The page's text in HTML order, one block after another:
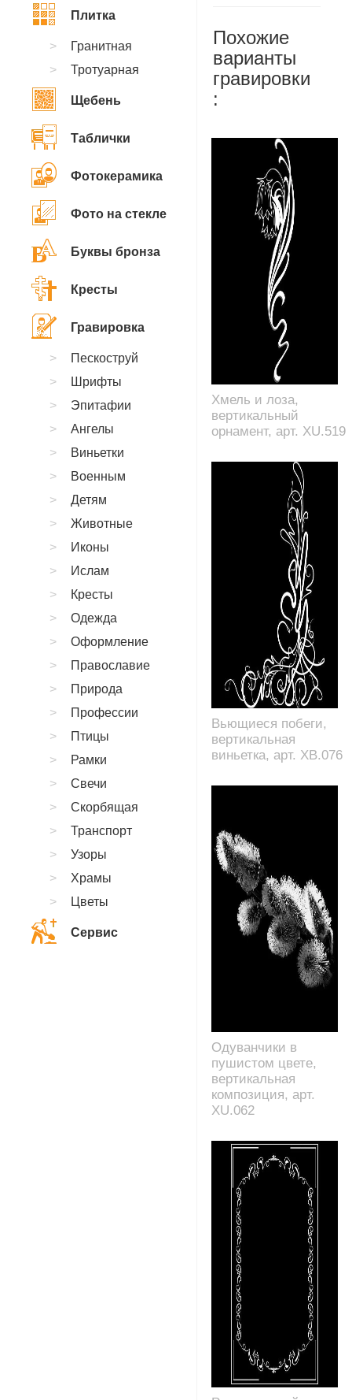
Похожие
варианты
гравировки
:
Хмель и лоза,
вертикальный
орнамент, арт. XU.519
Вьющиеся побеги,
вертикальная
виньетка, арт. XB.076
Одуванчики в
пушистом цвете,
вертикальная
композиция, арт.
XU.062
Плитка
Гранитная
Тротуарная
Щебень
Таблички
Фотокерамика
Фото на стекле
Буквы бронза
Кресты
Гравировка
Пескоструй
Шрифты
Эпитафии
Ангелы
Виньетки
Военным
Детям
Животные
Иконы
Ислам
Кресты
Одежда
Оформление
Православие
Природа
Профессии
Птицы
Рамки
Свечи
Скорбящая
Транспорт
Узоры
Храмы
Цветы
Сервис